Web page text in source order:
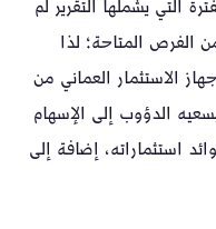
التي يشملها التقرير لم
الفرص المتاحة؛ لذا
الاستثمار العماني من
الدؤوب إلى الإسهام
استثماراته، إضافة إلى